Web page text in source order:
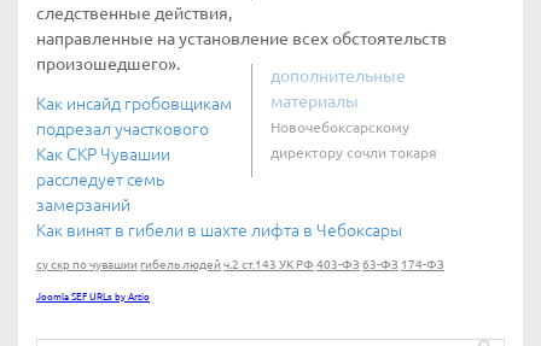
следственные действия,
направленные на установление всех обстоятельств
произошедшего».
дополнительные
материалы
Новочебоксарскому
директору сочли токаря
Как инсайд гробовщикам
подрезал участкового
Как СКР Чувашии
расследует семь
замерзаний
Как винят в гибели в шахте лифта в Чебоксары
су скр по чувашии гибель людей ч.2 ст.143 УК РФ 403-ФЗ 63-ФЗ 174-ФЗ
Joomla SEF URLs by Artio